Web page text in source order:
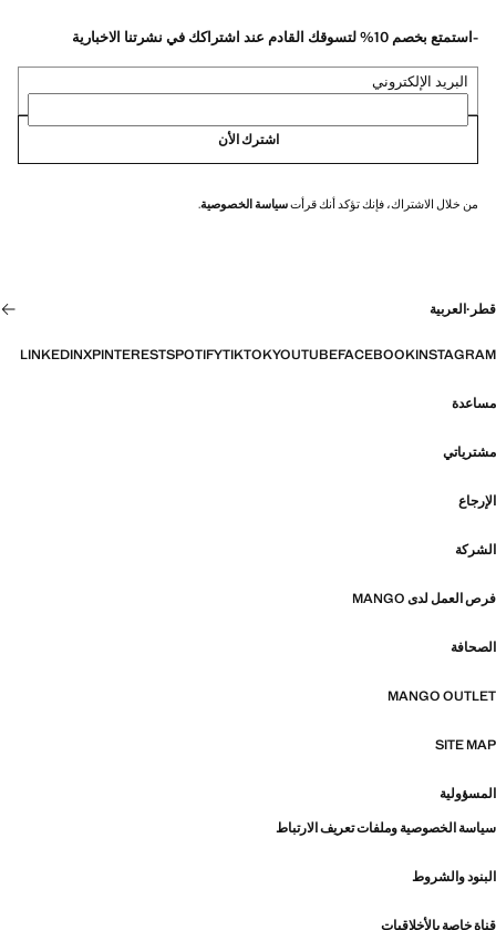
-استمتع بخصم 10% لتسوقك القادم عند اشتراكك في نشرتنا الاخبارية
البريد الإلكتروني
اشترك الأن
من خلال الاشتراك، فإنك تؤكد أنك قرأتسياسة الخصوصية.
قطر ·العربية
INSTAGRAM
FACEBOOK
YOUTUBE
TIKTOK
SPOTIFY
PINTEREST
X
LINKEDIN
مساعدة
مشترياتي
الإرجاع
الشركة
فرص العمل لدى MANGO
الصحافة
MANGO OUTLET
SITE MAP
المسؤولية
سياسة الخصوصية وملفات تعريف الارتباط
البنود والشروط
قناة خاصة بالأخلاقيات